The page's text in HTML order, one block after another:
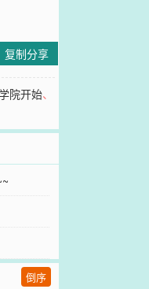
复制分享
院开始、
倒序